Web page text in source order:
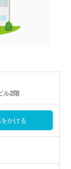
ル2階
かける